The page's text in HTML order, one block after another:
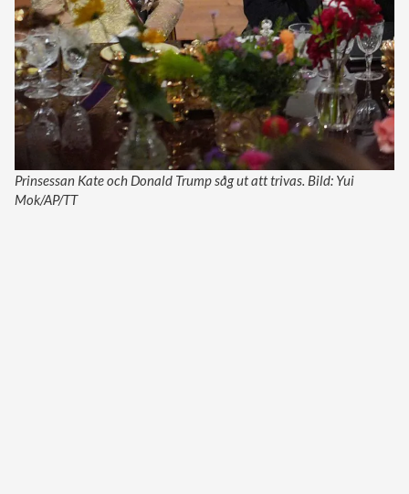
Prinsessan Kate och Donald Trump såg ut att trivas. Bild: Yui
Mok/AP/TT